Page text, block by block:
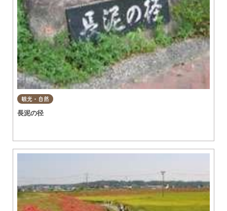
観光・自然
長泥の径